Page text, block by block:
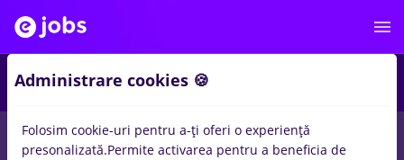
locuri de muncacu salarii intershipinIasi (Iasi)
Administrare cookies 🍪
Folosim cookie-uri pentru a-ți oferi o experiență
presonalizată.Permite activarea pentru a beneficia de